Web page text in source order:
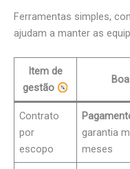
Ferramentas simples,
ajudam a manter as
Item de
gestão
Contrato
por
escopo
garantia
meses